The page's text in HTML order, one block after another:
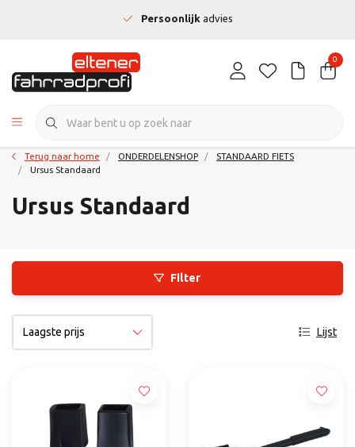
Persoonlijkadvies
0
Terug naar home ONDERDELENSHOP
STANDAARD FIETS
Ursus Standaard
Ursus Standaard
Filter
Lijst